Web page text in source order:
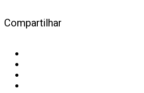
Compartilhar